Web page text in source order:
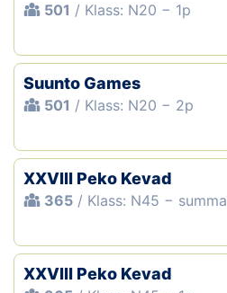
501 / Klass: N20 − 1p
Suunto Games
501 / Klass: N20 − 2p
XXVIII Peko Kevad
365 / Klass: N45 − summa
XXVIII Peko Kevad